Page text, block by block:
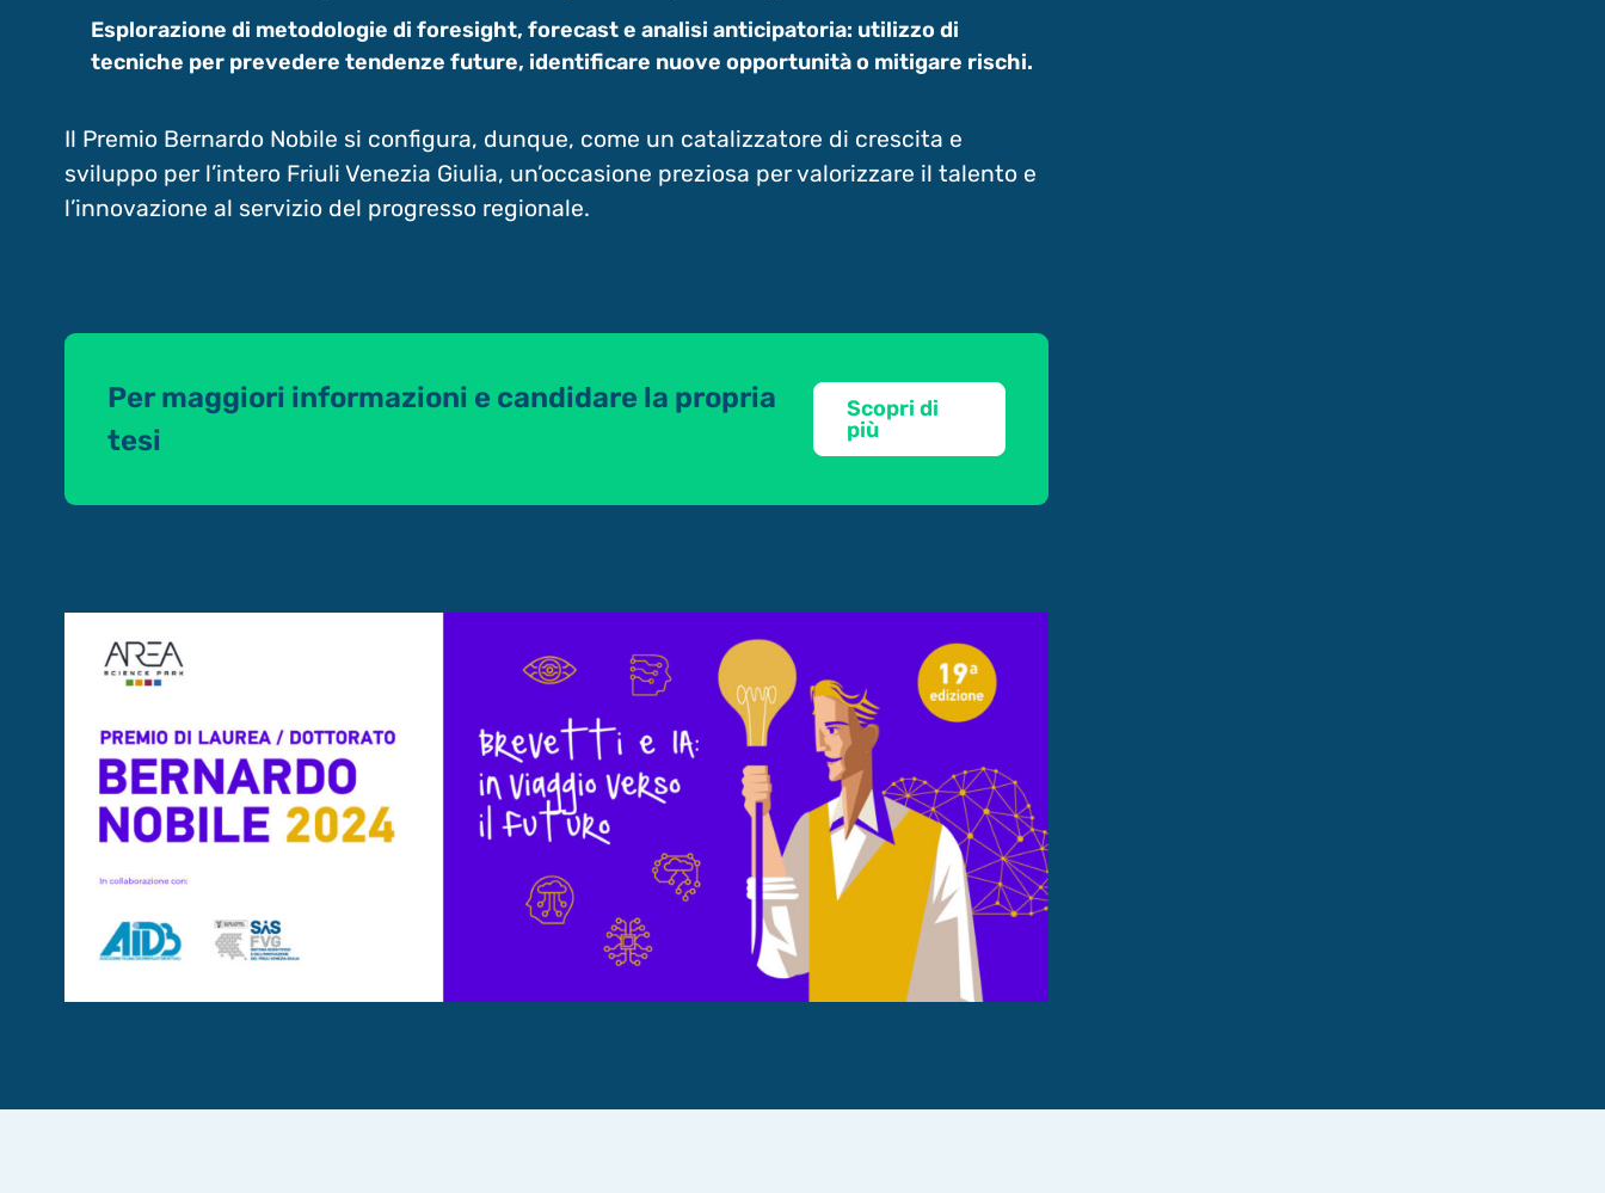
Esplorazione di metodologie di foresight, forecast e analisi anticipatoria: utilizzo di
tecniche per prevedere tendenze future, identificare nuove opportunità o mitigare rischi.
Il Premio Bernardo Nobile si configura, dunque, come un catalizzatore di crescita e
sviluppo per l’intero Friuli Venezia Giulia, un’occasione preziosa per valorizzare il talento e
l’innovazione al servizio del progresso regionale.
Per maggiori informazioni e candidare la propria
tesi
Scopri di
più